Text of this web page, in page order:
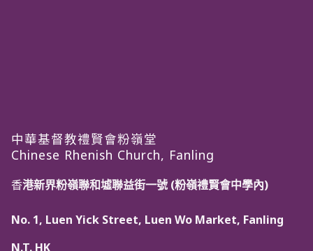
中華基督教禮賢會粉嶺堂
Chinese Rhenish Church, Fanling
香港新界粉嶺聯和墟聯益街一號 (粉嶺禮賢會中學內)
No. 1, Luen Yick Street, Luen Wo Market, Fanling
N.T. HK